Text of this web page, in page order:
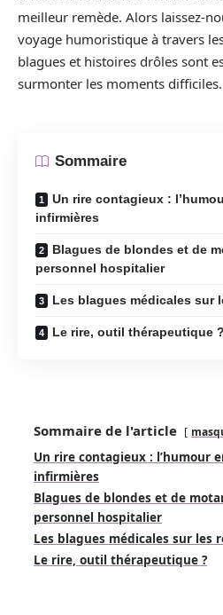
meilleur remède. Alors laissez-
voyage humoristique à travers
blagues et histoires drôles sont
surmonter les moments difficiles.
Sommaire
Un rire contagieux :
infirmières
Blagues de blondes et de
personnel hospitalier
Les blagues médicales sur
Le rire, outil thérapeutique ?
Sommaire de l'article
Un rire contagieux : l’humour
infirmières
Blagues de blondes et de
personnel hospitalier
Les blagues médicales sur les
Le rire, outil thérapeutique ?